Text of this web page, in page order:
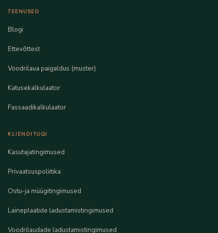
TEENUSED
Blogi
Ettevõttest
Voodrilaua paigaldus (muster)
Katusekalkulaator
Fassaadikalkulaator
KLIENDITUGI
Kasutajatingimused
Privaatsuspoliitika
Ostu-ja müügitingimused
Laineplaatide ladustamistingimused
Voodrilaudade ladustamistingimused